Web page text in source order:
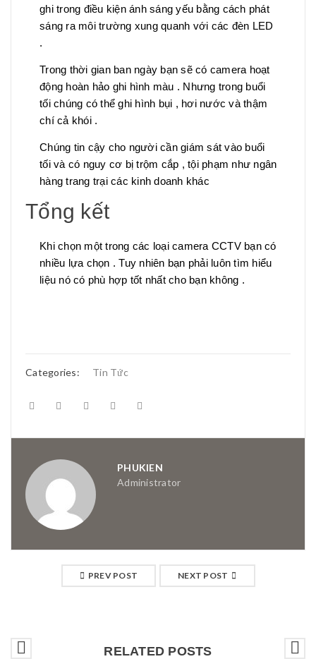
ghi trong điều kiện ánh sáng yếu bằng cách phát
sáng ra môi trường xung quanh với các đèn LED
.
Trong thời gian ban ngày bạn sẽ có camera hoạt
động hoàn hảo ghi hình màu . Nhưng trong buổi
tối chúng có thể ghi hình bụi , hơi nước và thậm
chí cả khói .
Chúng tin cậy cho người cần giám sát vào buổi
tối và có nguy cơ bị trộm cắp , tội phạm như ngân
hàng trang trại các kinh doanh khác
Tổng kết
Khi chọn một trong các loại camera CCTV bạn có
nhiều lựa chọn . Tuy nhiên bạn phải luôn tìm hiểu
liệu nó có phù hợp tốt nhất cho bạn không .
Categories: Tin Tức
PHUKIEN
Administrator
PREV POST NEXT POST
RELATED POSTS